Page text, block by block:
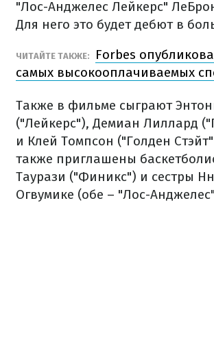
"Лос-Анджелес Лейкерс"
Для него это будет дебют в
ЧИТАЙТЕ ТАКЖЕ:
Forbes
самых высокооплачиваемых
Также в фильме сыграют
("Лейкерс"), Демиан Лиллард
и Клей Томпсон ("Голден
также приглашены
Таурази ("Финикс") и сестры
Огвумике (обе – "Лос-